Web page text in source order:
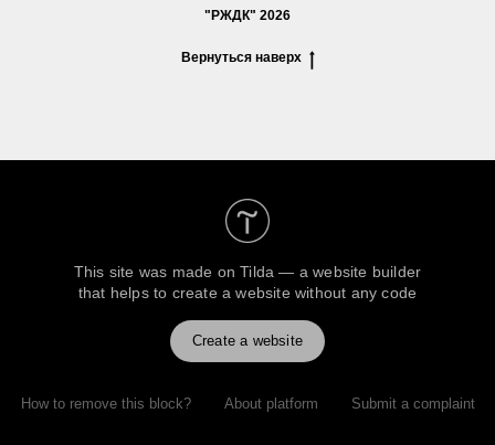
"РЖДК" 2026
Вернуться наверх
This site was made onTilda — a website builder
that helps to create a website without any code
Create a website
How to remove this block? About platform Submit a complaint